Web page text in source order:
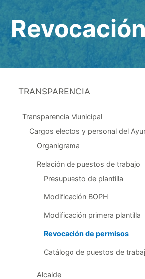
TRANSPARENCIA
Transparencia Municipal
Cargos electos y personal del
Organigrama
Relación de puestos de trabajo
Presupuesto de plantilla
Modificación BOPH
Modificación primera plantilla
Revocación de permisos
Catálogo de puestos de
Alcalde